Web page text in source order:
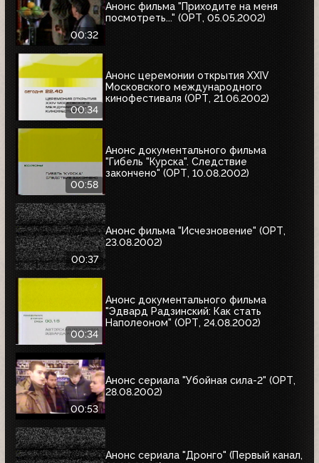
00:32
Анонс фильма "Приходите на меня
посмотреть..." (ОРТ, 05.05.2002)
00:34
Анонс церемонии открытия XXIV
Московского международного
кинофестиваля (ОРТ, 21.06.2002)
00:58
Анонс документального фильма
"Гибель "Курска". Следствие
закончено" (ОРТ, 10.08.2002)
00:37
Анонс фильма "Исчезновение" (ОРТ,
23.08.2002)
00:34
Анонс документального фильма
"Эдвард Радзинский: Как стать
Наполеоном" (ОРТ, 24.08.2002)
00:53
Анонс сериала "Убойная сила-2" (ОРТ,
28.08.2002)
Анонс сериала "Дронго" (Первый канал,